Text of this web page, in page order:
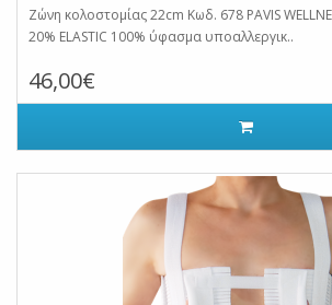
Ζώνη κολοστομίας 22cm Κωδ. 678 PAVIS
20% ELASTIC 100% ύφασμα υποαλλεργικ..
46,00€